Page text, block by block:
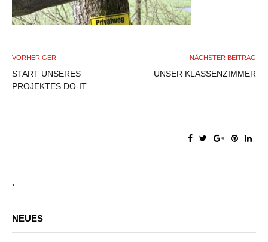
VORHERIGER
START UNSERES
PROJEKTES DO-IT
NÄCHSTER BEITRAG
UNSER KLASSENZIMMER
.
NEUES